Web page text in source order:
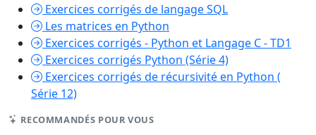
Exercices corrigés de langage SQL
Les matrices en Python
Exercices corrigés - Python et Langage C - TD1
Exercices corrigés Python (Série 4)
Exercices corrigés de récursivité en Python (
Série 12)
RECOMMANDÉS POUR VOUS